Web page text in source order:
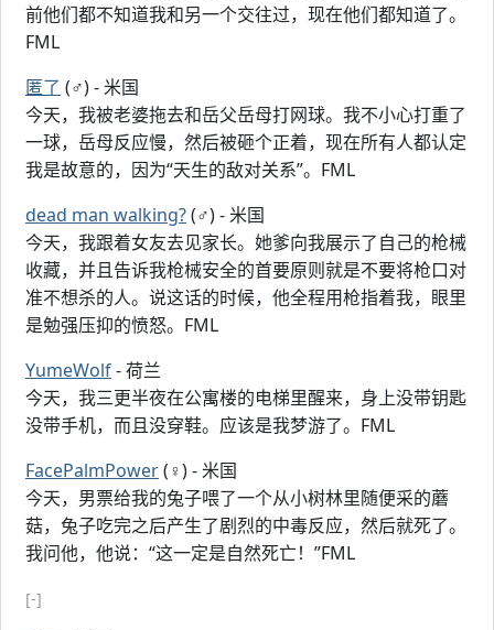
前他们都不知道我和另一个交往过，现在他们都知道了。
FML
匿了 (♂) - 米国
今天，我被老婆拖去和岳父岳母打网球。我不小心打重了
一球，岳母反应慢，然后被砸个正着，现在所有人都认定
我是故意的，因为“天生的敌对关系”。FML
dead man walking?(♂) - 米国
今天，我跟着女友去见家长。她爹向我展示了自己的枪械
收藏，并且告诉我枪械安全的首要原则就是不要将枪口对
准不想杀的人。说这话的时候，他全程用枪指着我，眼里
是勉强压抑的愤怒。FML
YumeWolf- 荷兰
今天，我三更半夜在公寓楼的电梯里醒来，身上没带钥匙
没带手机，而且没穿鞋。应该是我梦游了。FML
FacePalmPower(♀) - 米国
今天，男票给我的兔子喂了一个从小树林里随便采的蘑
菇，兔子吃完之后产生了剧烈的中毒反应，然后就死了。
我问他，他说：“这一定是自然死亡！”FML
[-]